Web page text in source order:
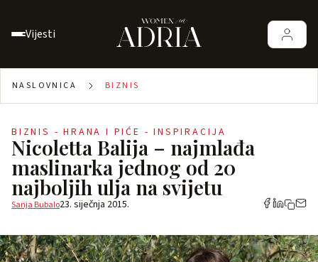
Vijesti
NASLOVNICA BIZNIS
BIZNIS - HRANA I PIĆE - INSPIRACIJA
Nicoletta Balija – najmlađa
maslinarka jednog od 20
najboljih ulja na svijetu
Sanja Bubalo23. siječnja 2015.